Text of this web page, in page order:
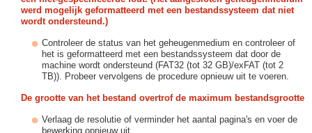
werd mogelijk geformatteerd met een bestandssysteem dat niet
wordt ondersteund.)
Controleer de status van het geheugenmedium en controleer of
het is geformatteerd met een bestandssysteem dat door de
machine wordt ondersteund (FAT32 (tot 32 GB)/exFAT (tot 2
TB)). Probeer vervolgens de procedure opnieuw uit te voeren.
De grootte van het bestand overtrof de maximum bestandsgrootte
Verlaag de resolutie of verminder het aantal pagina's en voer de
bewerking opnieuw uit.